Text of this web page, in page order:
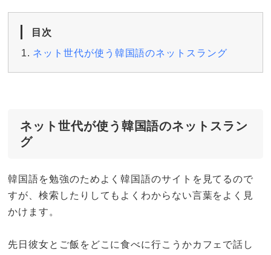
目次
ネット世代が使う韓国語のネットスラング
ネット世代が使う韓国語のネットスラン
グ
韓国語を勉強のためよく韓国語のサイトを見てるので
すが、検索したりしてもよくわからない言葉をよく見
かけます。
先日彼女とご飯をどこに食べに行こうかカフェで話し